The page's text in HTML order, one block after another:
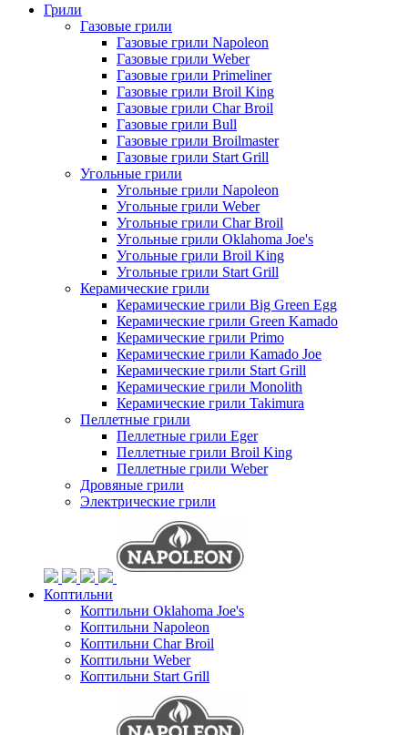
Грили
Газовые грили
Газовые грили Napoleon
Газовые грили Weber
Газовые грили Primeliner
Газовые грили Broil King
Газовые грили Char Broil
Газовые грили Bull
Газовые грили Broilmaster
Газовые грили Start Grill
Угольные грили
Угольные грили Napoleon
Угольные грили Weber
Угольные грили Char Broil
Угольные грили Oklahoma Joe's
Угольные грили Broil King
Угольные грили Start Grill
Керамические грили
Керамические грили Big Green Egg
Керамические грили Green Kamado
Керамические грили Primo
Керамические грили Kamado Joe
Керамические грили Start Grill
Керамические грили Monolith
Керамические грили Takimura
Пеллетные грили
Пеллетные грили Eger
Пеллетные грили Broil King
Пеллетные грили Weber
Дровяные грили
Электрические грили
Коптильни
Коптильни Oklahoma Joe's
Коптильни Napoleon
Коптильни Char Broil
Коптильни Weber
Коптильни Start Grill